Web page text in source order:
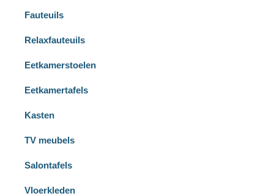
Fauteuils
Relaxfauteuils
Eetkamerstoelen
Eetkamertafels
Kasten
TV meubels
Salontafels
Vloerkleden